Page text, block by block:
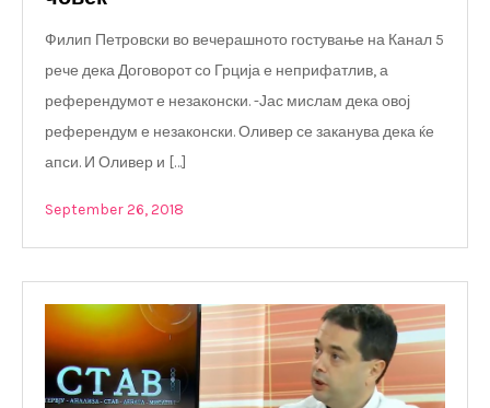
Филип Петровски во вечерашното гостување на Канал 5
рече дека Договорот со Грција е неприфатлив, а
референдумот е незаконски. -Јас мислам дека овој
референдум е незаконски. Оливер се заканува дека ќе
апси. И Оливер и […]
September 26, 2018